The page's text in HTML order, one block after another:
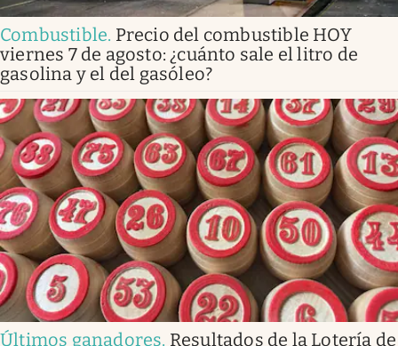
Combustible. Precio del combustible HOY
viernes 7 de agosto: ¿cuánto sale el litro de
gasolina y el del gasóleo?
Últimos ganadores. Resultados de la Lotería de